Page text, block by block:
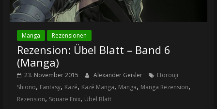
Manga Rezensionen
Rezension: Übel Blatt – Band 6
(Manga)
23. November 2015 Alexander Geisler
Etorouji
Shiono, Fantasy, Kazé, Kazé Manga, Manga, Manga Rezension,
Rezension, Square Enix, Übel Blatt